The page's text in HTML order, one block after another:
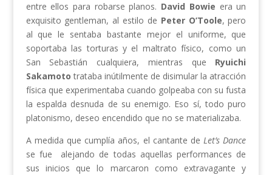
entre ellos para robarse planos. David Bowie era un
exquisito gentleman, al estilo de Peter O’Toole, pero
al que le sentaba bastante mejor el uniforme, que
soportaba las torturas y el maltrato físico, como un
San Sebastián cualquiera, mientras que Ryuichi
Sakamoto trataba inútilmente de disimular la atracción
física que experimentaba cuando golpeaba con su fusta
la espalda desnuda de su enemigo. Eso sí, todo puro
platonismo, deseo encendido que no se materializaba.
A medida que cumplía años, el cantante deLet’s Dance
se fue alejando de todas aquellas performances de
sus inicios que lo marcaron como extravagante y